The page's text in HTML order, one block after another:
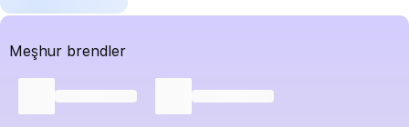
Meşhur brendler